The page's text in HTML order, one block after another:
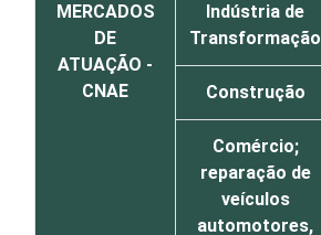
MERCADOS
DE
ATUAÇÃO -
CNAE
Indústria de
Transformação
Construção
Comércio;
reparação de
veículos
automotores,